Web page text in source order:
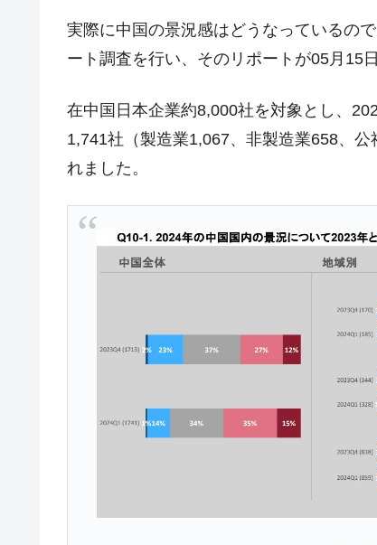
壟断
『Money1』 韓国･警察職員が「丸刈りになっ
『Money1』
『Money1』
『Money1』 【対日本円】ウォン安が急進！
韓国政府『BYD』車への補助金
『Money1』
在韓米国大使スティールが着韓！
韓国政府「2035年までに
『Money1』 JPモルガン「韓国レバレッジETF
韓国『国民年金公団』株価暴落で
韓国政府「ニセＫ-ブランドを通
実際に中国の景況感はどうなっているの
ート調査を行い、そのリポートが05月15
在中国日本企業約8,000社を対象とし、
1,741社（製造業1,067、非製造業658、
れました。